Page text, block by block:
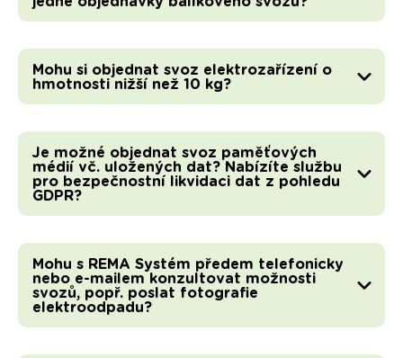
Mohu si objednat svoz elektrozařízení o
hmotnosti nižší než 10 kg?
Je možné objednat svoz paměťových
médií vč. uložených dat? Nabízíte službu
pro bezpečnostní likvidaci dat z pohledu
GDPR?
Mohu s REMA Systém předem telefonicky
nebo e-mailem konzultovat možnosti
svozů, popř. poslat fotografie
elektroodpadu?